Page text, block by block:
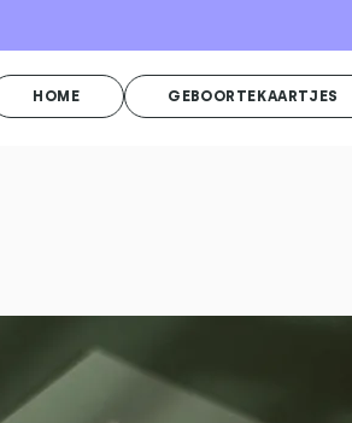
HOME GEBOORTEKAARTJES